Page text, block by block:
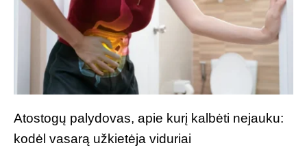
Atostogų palydovas, apie kurį kalbėti nejauku:
kodėl vasarą užkietėja viduriai